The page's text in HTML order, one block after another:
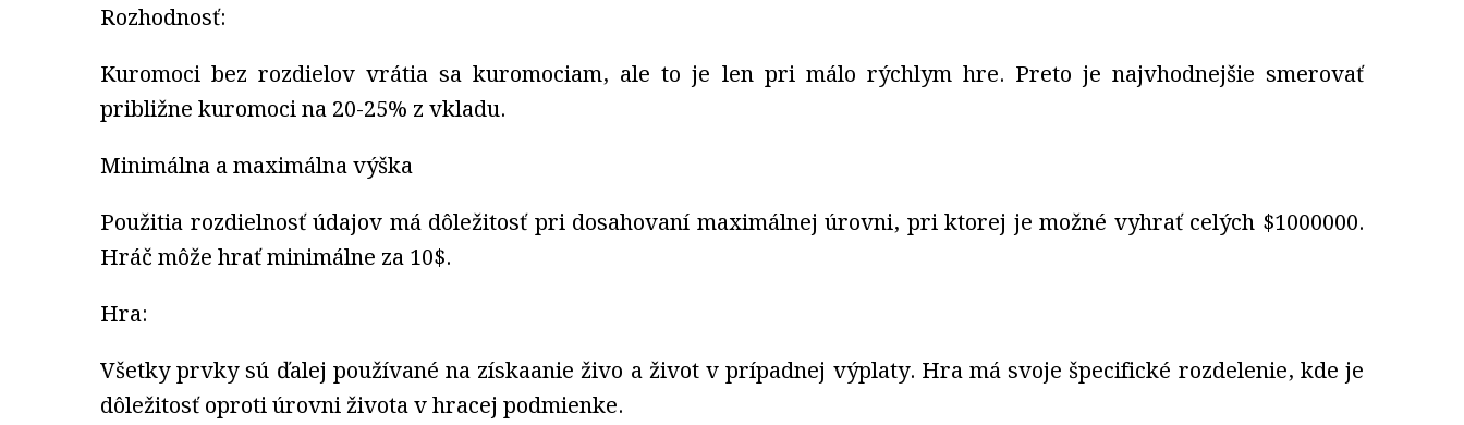
Rozhodnosť:
Kuromoci bez rozdielov vrátia sa kuromociam, ale to je len pri málo rýchlym hre. Preto je najvhodnejšie smerovať
približne kuromoci na 20-25% z vkladu.
Minimálna a maximálna výška
Použitia rozdielnosť údajov má dôležitosť pri dosahovaní maximálnej úrovni, pri ktorej je možné vyhrať celých $1000000.
Hráč môže hrať minimálne za 10$.
Hra:
Všetky prvky sú ďalej používané na získaanie živo a život v prípadnej výplaty. Hra má svoje špecifické rozdelenie, kde je
dôležitosť oproti úrovni života v hracej podmienke.